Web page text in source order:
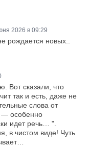
2026 в 09:29
рождается новых..
Вот сказали, что
так и есть, даже не
слова от
— особенно
идет речь… ".
в чистом виде! Чуть